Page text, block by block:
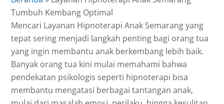
Tumbuh Kembang Optimal
Mencari Layanan Hipnoterapi Anak Semarang yang
tepat sering menjadi langkah penting bagi orang tua
yang ingin membantu anak berkembang lebih baik.
Banyak orang tua kini mulai memahami bahwa
pendekatan psikologis seperti hipnoterapi bisa
membantu mengatasi berbagai tantangan anak,